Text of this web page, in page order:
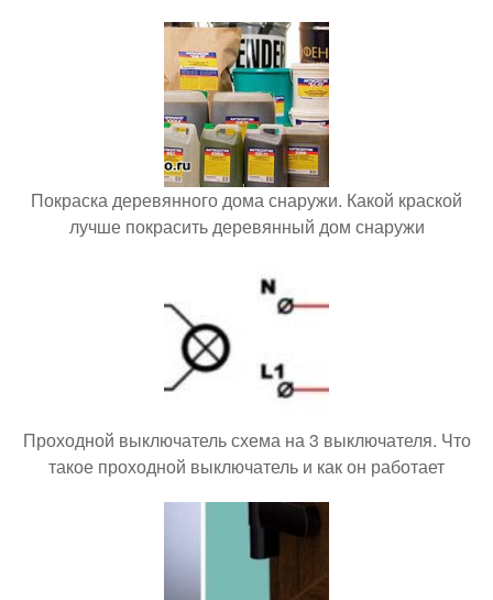
Покраска деревянного дома снаружи. Какой краской
лучше покрасить деревянный дом снаружи
Проходной выключатель схема на 3 выключателя. Что
такое проходной выключатель и как он работает